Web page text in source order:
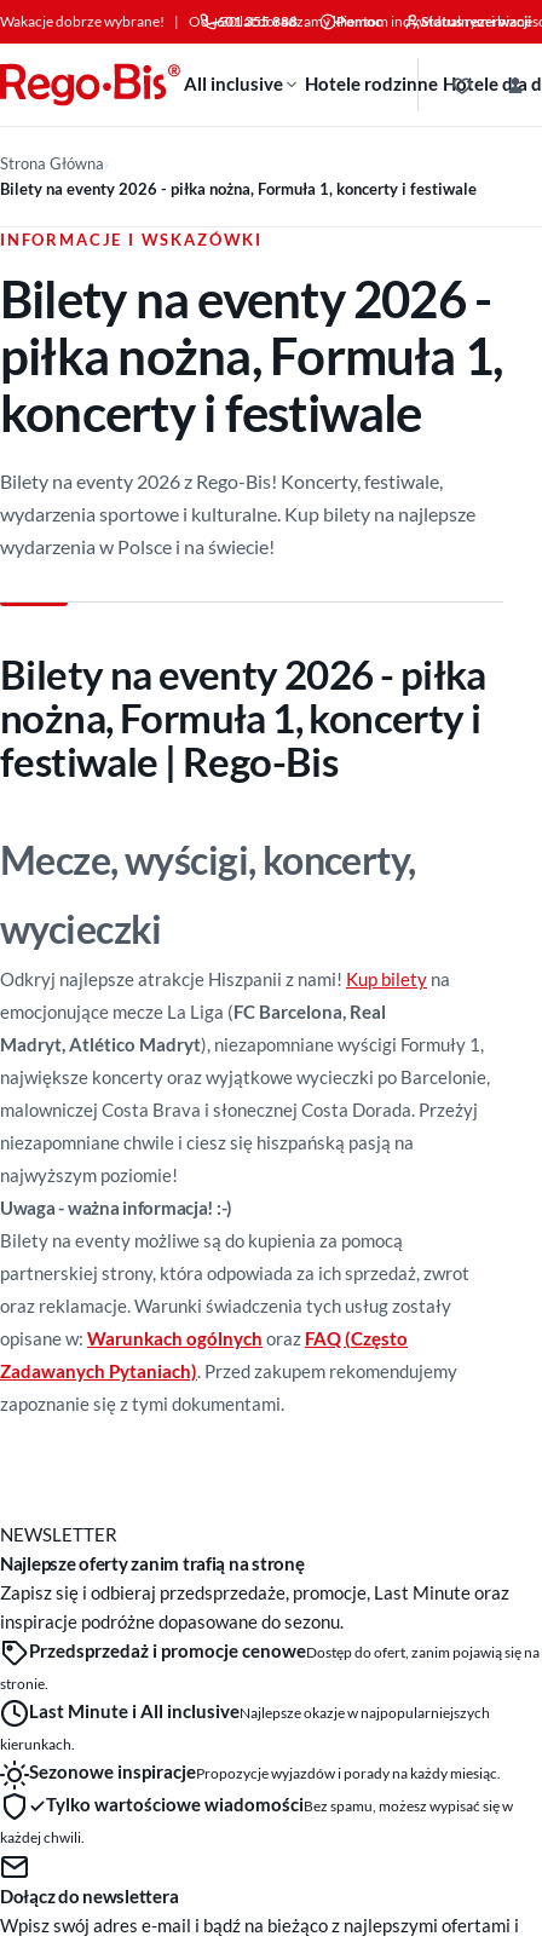
Przejdź do treści
Wakacje dobrze wybrane! | Od +30 lat doradzamy klientom indywidualnym i
601 355 888 Pomoc Status rezerwacji
All inclusive Hotele rodzinne Hotele dla
Strona Główna›
Bilety na eventy 2026 - piłka nożna, Formuła 1, koncerty i festiwale
INFORMACJE I WSKAZÓWKI
Bilety na eventy 2026 -
piłka nożna, Formuła 1,
koncerty i festiwale
Bilety na eventy 2026 z Rego-Bis! Koncerty, festiwale,
wydarzenia sportowe i kulturalne. Kup bilety na najlepsze
wydarzenia w Polsce i na świecie!
Bilety na eventy 2026 - piłka
nożna, Formuła 1, koncerty i
festiwale | Rego-Bis
Mecze, wyścigi, koncerty,
wycieczki
Odkryj najlepsze atrakcje Hiszpanii z nami! Kup bilety na
emocjonujące mecze La Liga (FC Barcelona, Real
Madryt, Atlético Madryt), niezapomniane wyścigi Formuły 1,
największe koncerty oraz wyjątkowe wycieczki po Barcelonie,
malowniczej Costa Brava i słonecznej Costa Dorada. Przeżyj
niezapomniane chwile i ciesz się hiszpańską pasją na
najwyższym poziomie!
Uwaga - ważna informacja! :-)
Bilety na eventy możliwe są do kupienia za pomocą
partnerskiej strony, która odpowiada za ich sprzedaż, zwrot
oraz reklamacje. Warunki świadczenia tych usług zostały
opisane w: Warunkach ogólnych oraz FAQ (Często
Zadawanych Pytaniach). Przed zakupem rekomendujemy
zapoznanie się z tymi dokumentami.
NEWSLETTER
Najlepsze oferty zanim trafią na stronę
Zapisz się i odbieraj przedsprzedaże, promocje, Last Minute oraz
inspiracje podróżne dopasowane do sezonu.
Przedsprzedaż i promocje cenoweDostęp do ofert, zanim pojawią się na
stronie.
Last Minute i All inclusiveNajlepsze okazje w najpopularniejszych
kierunkach.
Sezonowe inspiracjePropozycje wyjazdów i porady na każdy miesiąc.
Tylko wartościowe wiadomościBez spamu, możesz wypisać się w
każdej chwili.
Dołącz do newslettera
Wpisz swój adres e-mail i bądź na bieżąco z najlepszymi ofertami i